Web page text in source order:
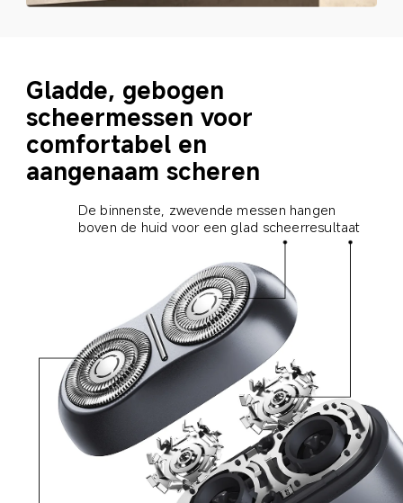
Gladde, gebogen
scheermessen voor
comfortabel en
aangenaam scheren
De binnenste, zwevende messen hangen
boven de huid voor een glad scheerresultaat